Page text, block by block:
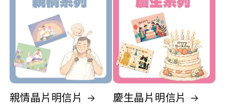
親情晶片明信片 慶生晶片明信片